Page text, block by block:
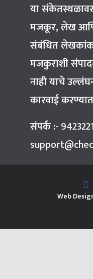
या
मजकूर, लेख आणि
संबंधित
मजकुराशी
नाही याचे
कारवाई
संपर्क :-
Web